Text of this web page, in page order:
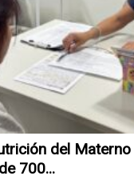
del
700...